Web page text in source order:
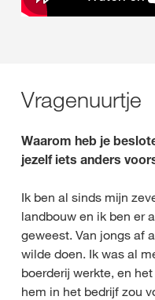
Vragenuurtje
Waarom heb je
jezelf iets anders
Ik ben al sinds mijn
landbouw en ik ben er
geweest. Van jongs af
wilde doen. Ik was al
boerderij werkte, en
hem in het bedrijf zou